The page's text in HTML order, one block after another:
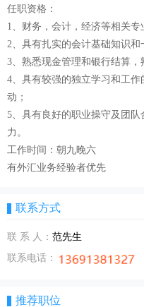
任职资格：
1、财务，会计，经济等相关专
2、具有扎实的会计基础知识和
3、熟悉现金管理和银行结算，
4、具有较强的独立学习和工
动；
5、具有良好的职业操守及团
力。
工作时间：朝九晚六
有外汇业务经验者优先
联系方式
联 系 人： 范先生
联系电话：
推荐职位